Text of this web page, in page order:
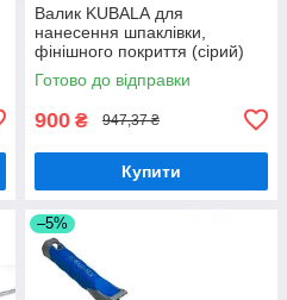
Валик KUBALА для
нанесення шпаклівки,
фінішного покриття (сірий)
ширина 230 мм з ручкою в
комплекті
Готово до відправки
900 ₴ 947,37 ₴
Купити
–5%